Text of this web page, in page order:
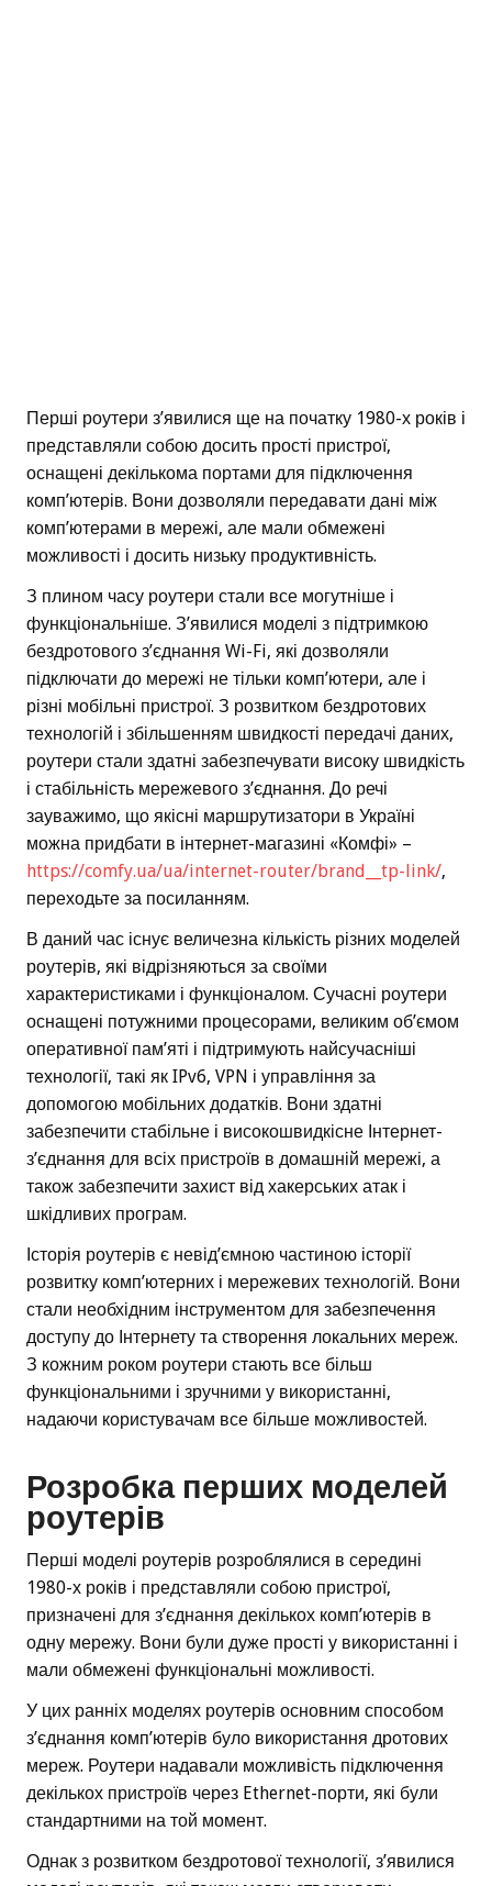
Перші роутери з’явилися ще на початку 1980-х років і
представляли собою досить прості пристрої,
оснащені декількома портами для підключення
комп’ютерів. Вони дозволяли передавати дані між
комп’ютерами в мережі, але мали обмежені
можливості і досить низьку продуктивність.
З плином часу роутери стали все могутніше і
функціональніше. З’явилися моделі з підтримкою
бездротового з’єднання Wi-Fi, які дозволяли
підключати до мережі не тільки комп’ютери, але і
різні мобільні пристрої. З розвитком бездротових
технологій і збільшенням швидкості передачі даних,
роутери стали здатні забезпечувати високу швидкість
і стабільність мережевого з’єднання. До речі
зауважимо, що якісні маршрутизатори в Україні
можна придбати в інтернет-магазині «Комфі» –
https://comfy.ua/ua/internet-router/brand__tp-link/,
переходьте за посиланням.
В даний час існує величезна кількість різних моделей
роутерів, які відрізняються за своїми
характеристиками і функціоналом. Сучасні роутери
оснащені потужними процесорами, великим об’ємом
оперативної пам’яті і підтримують найсучасніші
технології, такі як IPv6, VPN і управління за
допомогою мобільних додатків. Вони здатні
забезпечити стабільне і високошвидкісне Інтернет-
з’єднання для всіх пристроїв в домашній мережі, а
також забезпечити захист від хакерських атак і
шкідливих програм.
Історія роутерів є невід’ємною частиною історії
розвитку комп’ютерних і мережевих технологій. Вони
стали необхідним інструментом для забезпечення
доступу до Інтернету та створення локальних мереж.
З кожним роком роутери стають все більш
функціональними і зручними у використанні,
надаючи користувачам все більше можливостей.
Розробка перших моделей
роутерів
Перші моделі роутерів розроблялися в середині
1980-х років і представляли собою пристрої,
призначені для з’єднання декількох комп’ютерів в
одну мережу. Вони були дуже прості у використанні і
мали обмежені функціональні можливості.
У цих ранніх моделях роутерів основним способом
з’єднання комп’ютерів було використання дротових
мереж. Роутери надавали можливість підключення
декількох пристроїв через Ethernet-порти, які були
стандартними на той момент.
Однак з розвитком бездротової технології, з’явилися